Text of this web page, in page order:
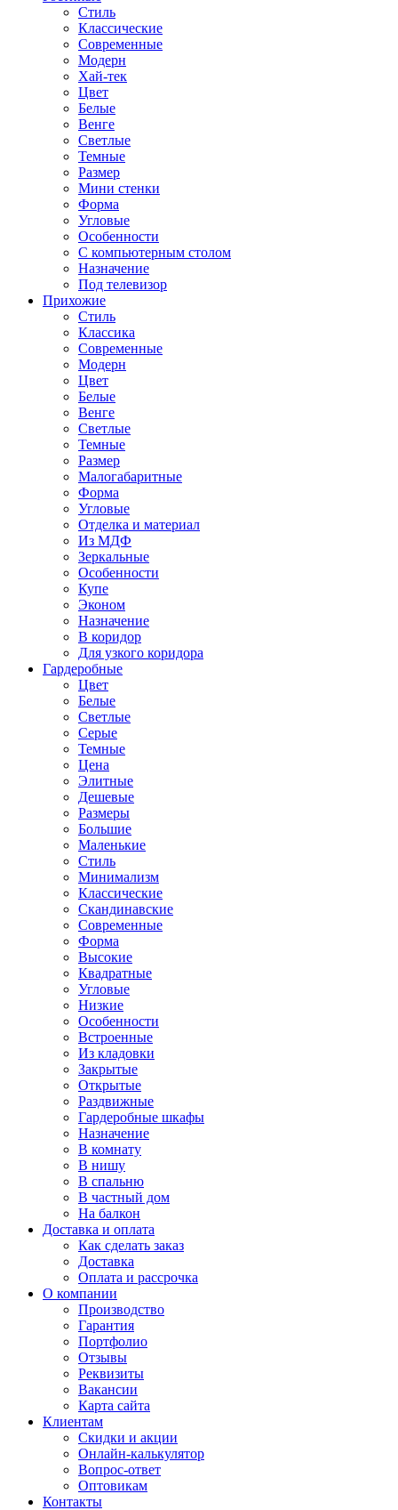
Стиль
Классические
Современные
Модерн
Хай-тек
Цвет
Белые
Венге
Светлые
Темные
Размер
Мини стенки
Форма
Угловые
Особенности
С компьютерным столом
Назначение
Под телевизор
Прихожие
Стиль
Классика
Современные
Модерн
Цвет
Белые
Венге
Светлые
Темные
Размер
Малогабаритные
Форма
Угловые
Отделка и материал
Из МДФ
Зеркальные
Особенности
Купе
Эконом
Назначение
В коридор
Для узкого коридора
Гардеробные
Цвет
Белые
Светлые
Серые
Темные
Цена
Элитные
Дешевые
Размеры
Большие
Маленькие
Стиль
Минимализм
Классические
Скандинавские
Современные
Форма
Высокие
Квадратные
Угловые
Низкие
Особенности
Встроенные
Из кладовки
Закрытые
Открытые
Раздвижные
Гардеробные шкафы
Назначение
В комнату
В нишу
В спальню
В частный дом
На балкон
Доставка и оплата
Как сделать заказ
Доставка
Оплата и рассрочка
О компании
Производство
Гарантия
Портфолио
Отзывы
Реквизиты
Вакансии
Карта сайта
Клиентам
Скидки и акции
Онлайн-калькулятор
Вопрос-ответ
Оптовикам
Контакты